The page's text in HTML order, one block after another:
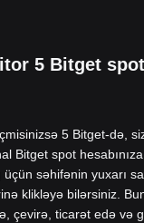
5 Bitget spot
5 Bitget-də,
Bitget spot
səhifənin yuxarı
klikləyə bilərsiniz.
çevirə, ticarət edə və